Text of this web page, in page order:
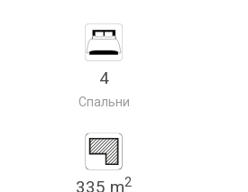
4
Спальни
335 m2